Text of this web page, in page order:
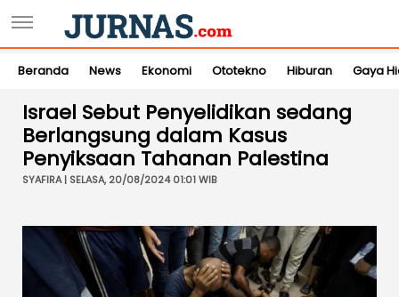
Beranda News Ekonomi Ototekno Hiburan Gaya
Israel Sebut Penyelidikan sedang
Berlangsung dalam Kasus
Penyiksaan Tahanan Palestina
SYAFIRA | SELASA, 20/08/2024 01:01 WIB